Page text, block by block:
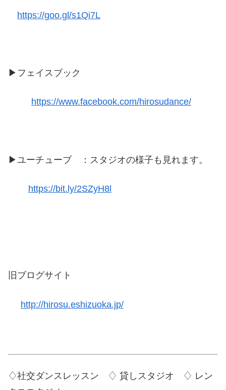
https://goo.gl/s1Qi7L
▶フェイスブック
https://www.facebook.com/hirosudance/
▶ユーチューブ ：スタジオの様子も見れます。
https://bit.ly/2SZyH8l
旧ブログサイト
http://hirosu.eshizuoka.jp/
♢社交ダンスレッスン ♢ 貸しスタジオ ♢ レン